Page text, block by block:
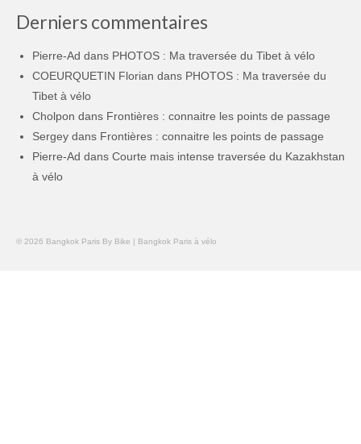
Derniers commentaires
Pierre-Ad dans PHOTOS : Ma traversée du Tibet à vélo
COEURQUETIN Florian dans PHOTOS : Ma traversée du
Tibet à vélo
Cholpon dans Frontières : connaitre les points de passage
Sergey dans Frontières : connaitre les points de passage
Pierre-Ad dans Courte mais intense traversée du Kazakhstan
à vélo
© 2026 Bangkok Paris By Bike | Bangkok Paris à vélo